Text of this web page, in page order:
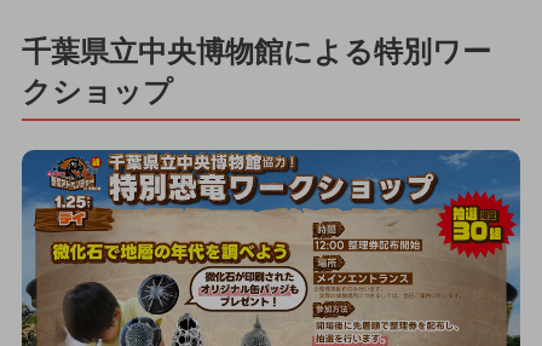
千葉県立中央博物館による特別ワー
クショップ